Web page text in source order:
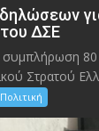
ΔΣΕ
Στρατού
Πολιτική